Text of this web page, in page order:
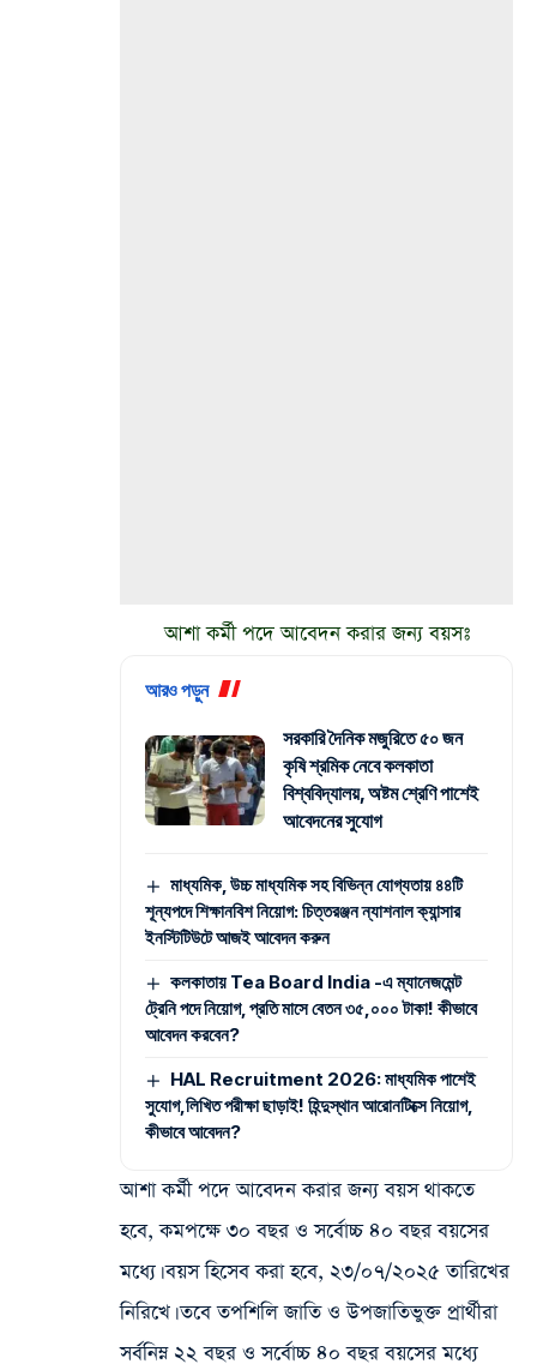
আশা কর্মী পদে আবেদন করার জন্য বয়সঃ
আরও পড়ুন
সরকারি দৈনিক মজুরিতে ৫০ জন
কৃষি শ্রমিক নেবে কলকাতা
বিশ্ববিদ্যালয়, অষ্টম শ্রেণি পাশেই
আবেদনের সুযোগ
মাধ্যমিক, উচ্চ মাধ্যমিক সহ বিভিন্ন যোগ্যতায় ৪৪টি
শূন্যপদে শিক্ষানবিশ নিয়োগ: চিত্তরঞ্জন ন্যাশনাল ক্যান্সার
ইনস্টিটিউটে আজই আবেদন করুন
কলকাতায় Tea Board India -এ ম্যানেজমেন্ট
ট্রেনি পদে নিয়োগ, প্রতি মাসে বেতন ৩৫,০০০ টাকা! কীভাবে
আবেদন করবেন?
HAL Recruitment 2026: মাধ্যমিক পাশেই
সুযোগ,লিখিত পরীক্ষা ছাড়াই! হিন্দুস্থান আরোনটিক্সে নিয়োগ,
কীভাবে আবেদন?
আশা কর্মী পদে আবেদন করার জন্য বয়স থাকতে
হবে, কমপক্ষে ৩০ বছর ও সর্বোচ্চ ৪০ বছর বয়সের
মধ্যে। বয়স হিসেব করা হবে, ২৩/০৭/২০২৫ তারিখের
নিরিখে। তবে তপশিলি জাতি ও উপজাতিভুক্ত প্রার্থীরা
সর্বনিম্ন ২২ বছর ও সর্বোচ্চ ৪০ বছর বয়সের মধ্যে